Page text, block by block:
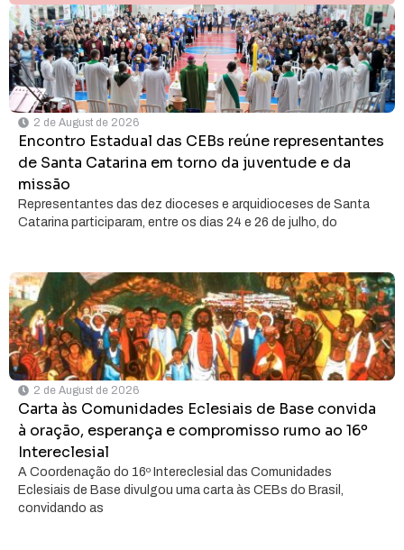
2 de August de 2026
Encontro Estadual das CEBs reúne representantes
de Santa Catarina em torno da juventude e da
missão
Representantes das dez dioceses e arquidioceses de Santa
Catarina participaram, entre os dias 24 e 26 de julho, do
2 de August de 2026
Carta às Comunidades Eclesiais de Base convida
à oração, esperança e compromisso rumo ao 16º
Intereclesial
A Coordenação do 16º Intereclesial das Comunidades
Eclesiais de Base divulgou uma carta às CEBs do Brasil,
convidando as